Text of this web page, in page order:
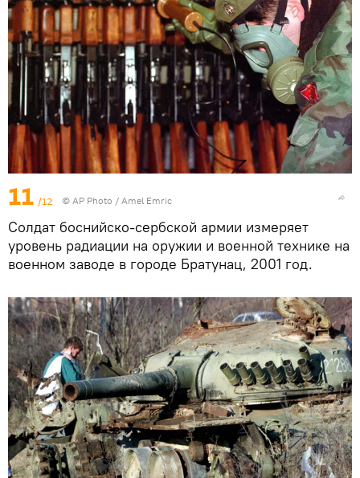
11 /12 © AP Photo / Amel Emric
Солдат боснийско-сербской армии измеряет
уровень радиации на оружии и военной технике на
военном заводе в городе Братунац, 2001 год.